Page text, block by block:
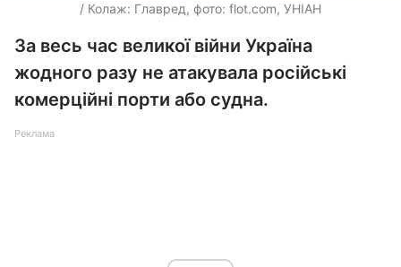
/ Колаж: Главред, фото: flot.com, УНІАН
За весь час великої війни Україна
жодного разу не атакувала російські
комерційні порти або судна.
Реклама